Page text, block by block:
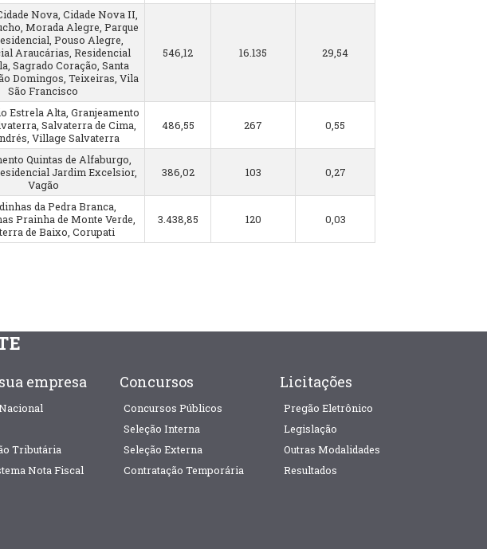
Nova, Cidade Nova II,
Morada Alegre, Parque
Pouso Alegre,
Araucárias, Residencial
Sagrado Coração, Santa
Domingos, Teixeiras, Vila
São Francisco
546,12 16.135 29,54
Estrela Alta, Granjeamento
Salvaterra de Cima,
Village Salvaterra
486,55 267 0,55
Quintas de Alfaburgo,
Jardim Excelsior,
Vagão
386,02 103 0,27
da Pedra Branca,
Prainha de Monte Verde,
de Baixo, Corupati
3.438,85 120 0,03
empresa
Tributária
Nota Fiscal
Concursos
Concursos Públicos
Seleção Interna
Seleção Externa
Contratação Temporária
Licitações
Pregão Eletrônico
Legislação
Outras Modalidades
Resultados